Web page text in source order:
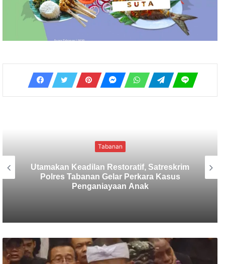
Tabanan
Sekretaris SMSI Tabanan Maju Jadi
Kandidat Ketua IMI Bali, Ketua SMSI
Tabanan Berikan Dukungan